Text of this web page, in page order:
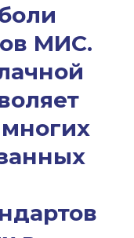
МИС.